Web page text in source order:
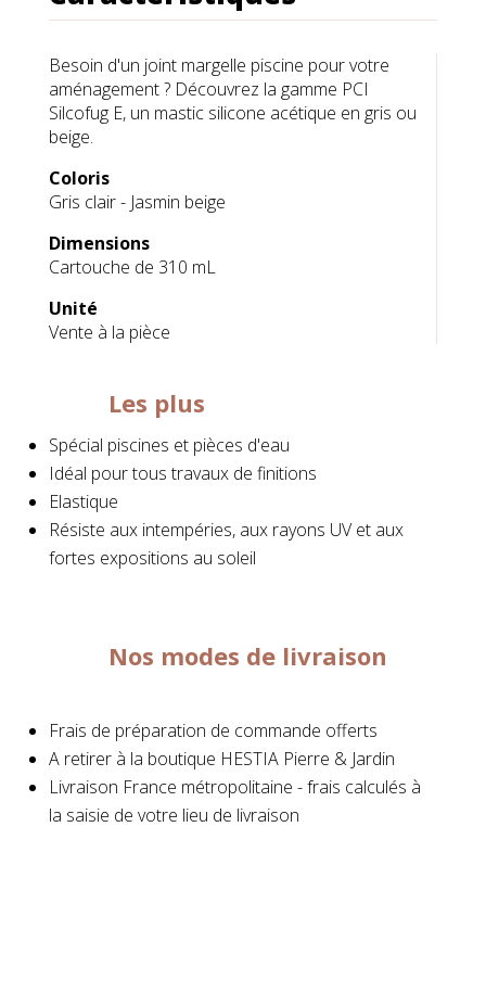
Besoin d'un joint margelle piscine pour votre
aménagement ? Découvrez la gamme PCI
Silcofug E, un mastic silicone acétique en gris ou
beige.
Coloris
Gris clair - Jasmin beige
Dimensions
Cartouche de 310 mL
Unité
Vente à la pièce
Les plus
Spécial piscines et pièces d'eau
Idéal pour tous travaux de finitions
Elastique
Résiste aux intempéries, aux rayons UV et aux
fortes expositions au soleil
Nos modes de livraison
Frais de préparation de commande offerts
A retirer à la boutique HESTIA Pierre & Jardin
Livraison France métropolitaine - frais calculés à
la saisie de votre lieu de livraison